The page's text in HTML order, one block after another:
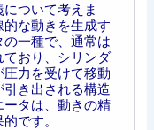
ついて考えま
な動きを生成す
一種で、通常は
おり、シリンダ
力を受けて移動
き出される構造
タは、動きの精
です。